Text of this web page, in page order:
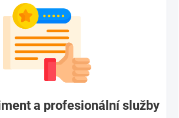
a profesionální služby